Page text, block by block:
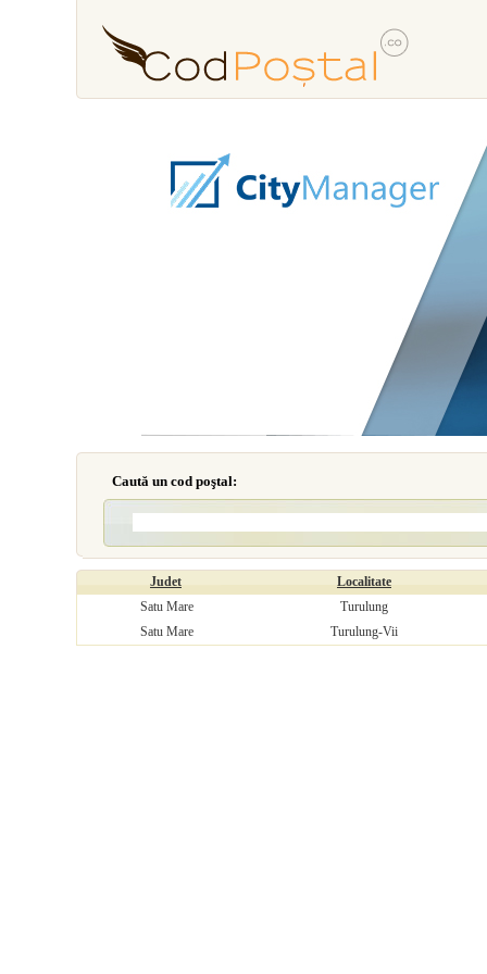
Caută un cod poştal:
Judet
Localitate
Satu Mare
Turulung
Satu Mare
Turulung-Vii